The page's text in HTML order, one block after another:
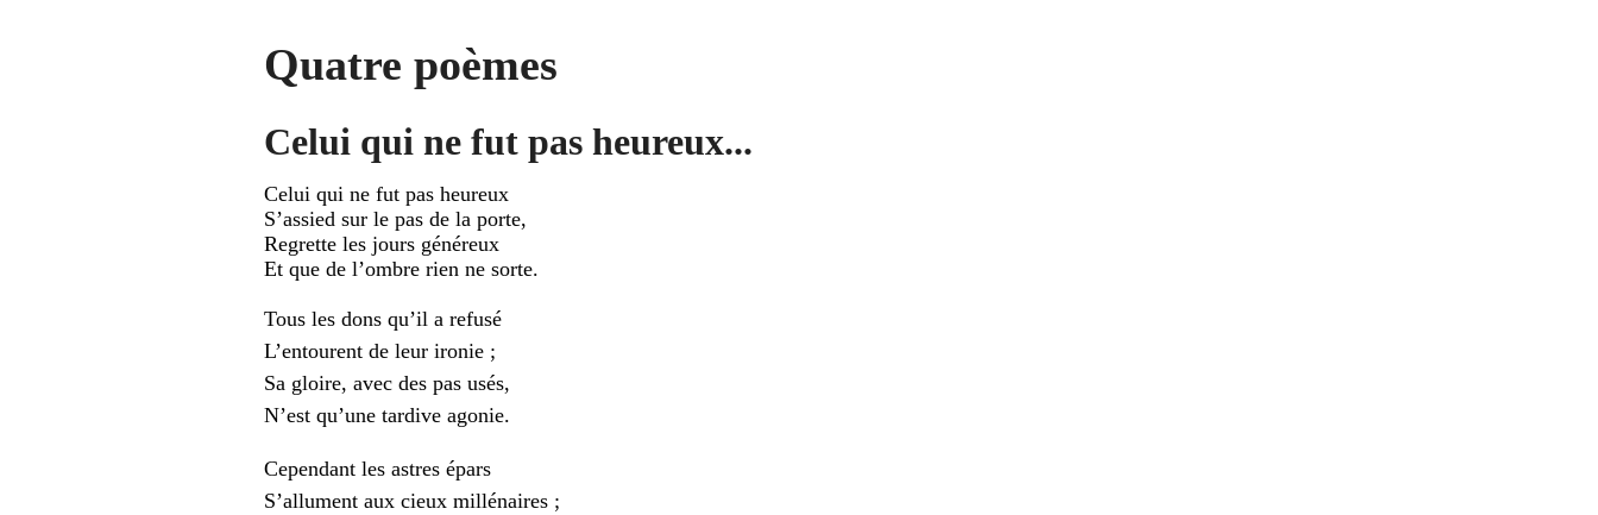
Quatre poèmes
Celui qui ne fut pas heureux...
Celui qui ne fut pas heureux
S’assied sur le pas de la porte,
Regrette les jours généreux
Et que de l’ombre rien ne sorte.
Tous les dons qu’il a refusé
L’entourent de leur ironie ;
Sa gloire, avec des pas usés,
N’est qu’une tardive agonie.
Cependant les astres épars
S’allument aux cieux millénaires ;